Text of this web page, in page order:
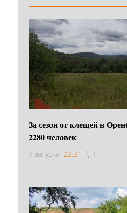
За сезон от клещей в
2280 человек
7 августа 22:31